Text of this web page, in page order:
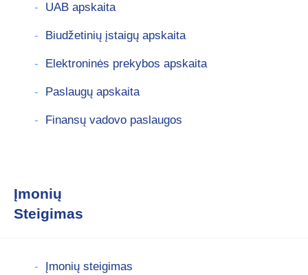
UAB apskaita
Biudžetinių įstaigų apskaita
Elektroninės prekybos apskaita
Paslaugų apskaita
Finansų vadovo paslaugos
Įmonių
Steigimas
Įmonių steigimas